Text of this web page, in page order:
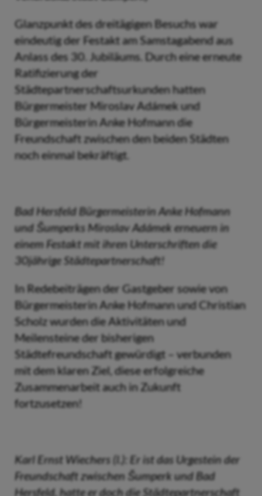
Glanzpunkt des dreitägigen Besuchs war
eindeutig der Festakt am Samstagabend aus
Anlass des 30. Jubiläums. Durch eine erneute
Ratifizierung der
Städtepartnerschaftsurkunden hatten
Bürgermeister Miroslav Adámek und
Bürgermeisterin Anke Hofmann die
Freundschaft zwischen den beiden Städten
noch einmal bekräftigt.
Bad Hersfeld Bürgermeisterin Anke Hofmann
und Šumperks Miroslav Adámek erneuern in
einem Festakt mit ihren Unterschriften die
30jährige Städtepartnerschaft!
In Redebeiträgen der Gastgeber sowie von
Bürgermeisterin Anke Hofmann und Christian
Scholz wurden die Aktivitäten und
Meilensteine der bisherigen
Städtefreundschaft gewürdigt – verbunden
mit dem klaren Ziel, diese erfolgreiche
Zusammenarbeit auch in Zukunft
fortzusetzen!
Karl Ernst Wiechers (l.): Er ist das Urgestein der
Freundschaft zwischen Šumperk und Bad
Hersfeld, hatte er doch die Städtepartnerschaft